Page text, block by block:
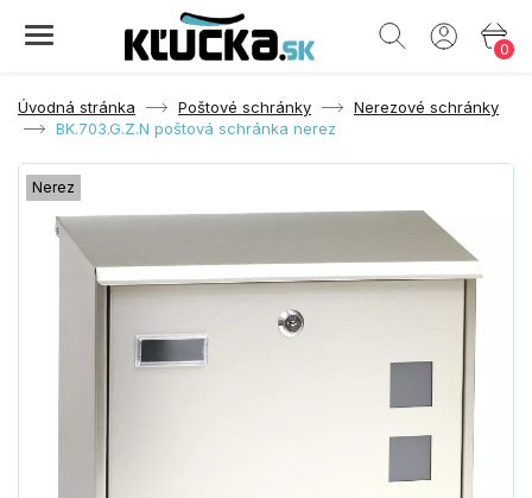
0
Úvodná stránka Poštové schránky
Nerezové schránky
BK.703.G.Z.N poštová schránka nerez
Nerez